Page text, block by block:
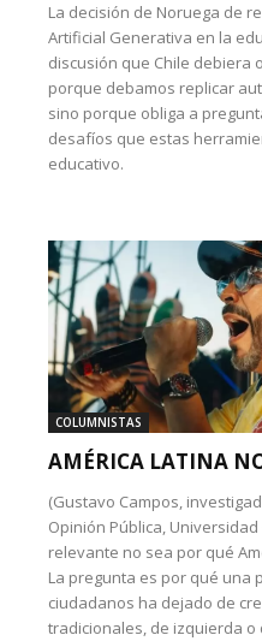
La decisión de Noruega de
Artificial Generativa en la
discusión que Chile debiera
porque debamos replicar
sino porque obliga a
desafíos que estas
educativo.
COLUMNISTAS
AMÉRICA LATINA
(Gustavo Campos,
Opinión Pública,
relevante no sea por qué
La pregunta es por qué una
ciudadanos ha dejado de
tradicionales, de izquierda